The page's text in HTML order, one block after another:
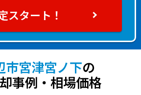
スタート！
市宮津宮ノ下の
事例・相場価格